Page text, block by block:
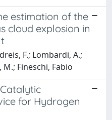
estimation of the
cloud explosion in
F.; Lombardi, A.;
M.; Fineschi, Fabio
for Hydrogen